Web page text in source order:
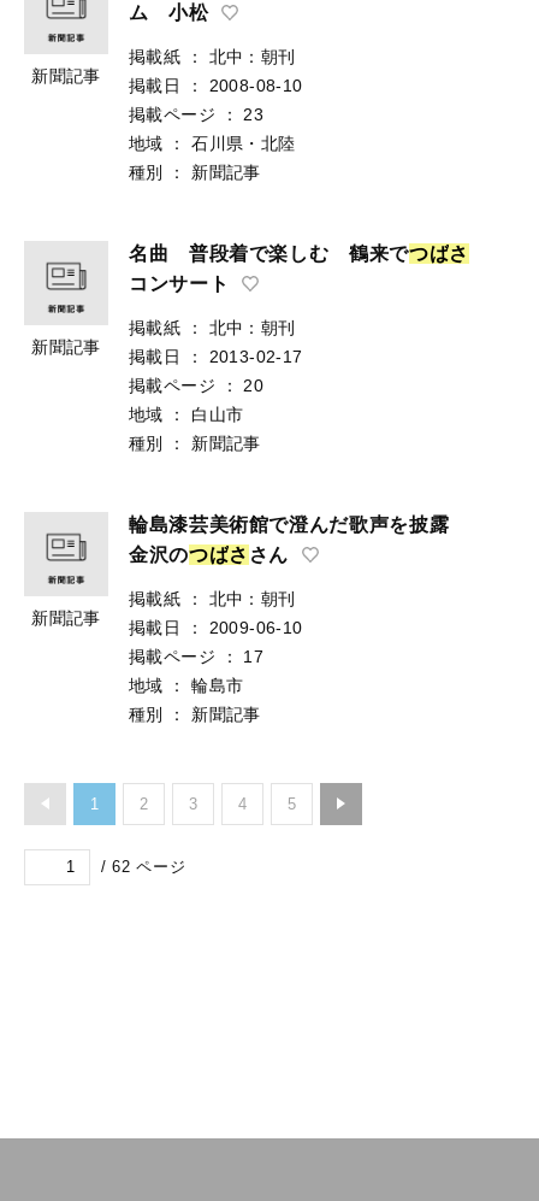
新聞記事
ム 小松
掲載紙 ：
北中：朝刊
掲載日
：
2008-08-10
掲載ページ
：
23
地域
：
石川県・北陸
種別
： 新聞記事
新聞記事
名曲 普段着で楽しむ 鶴来でつばさ
コンサート
掲載紙 ：
北中：朝刊
掲載日
：
2013-02-17
掲載ページ
：
20
地域
：
白山市
種別
： 新聞記事
新聞記事
輪島漆芸美術館で澄んだ歌声を披露
金沢のつばさ さん
掲載紙 ：
北中：朝刊
掲載日
：
2009-06-10
掲載ページ
：
17
地域
：
輪島市
種別
： 新聞記事
1 2 3 4 5
/ 62 ページ